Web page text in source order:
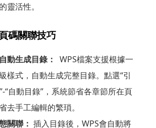
靈活性。
碼關聯技巧
動生成目錄：
WPS檔案支援根據一
樣式，自動生成完整目錄。點選“引
“自動目錄”，系統節省各章節所在頁
去手工編輯的繁瑣。
關聯： 插入目錄後，WPS會自動將